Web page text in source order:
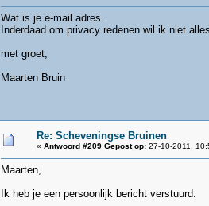
Wat is je e-mail adres.
Inderdaad om privacy redenen wil ik niet
met groet,
Maarten Bruin
Re: Scheveningse Bruinen
« Antwoord #209 Gepost op:27-10-2011,
Maarten,
Ik heb je een persoonlijk bericht verstuurd.